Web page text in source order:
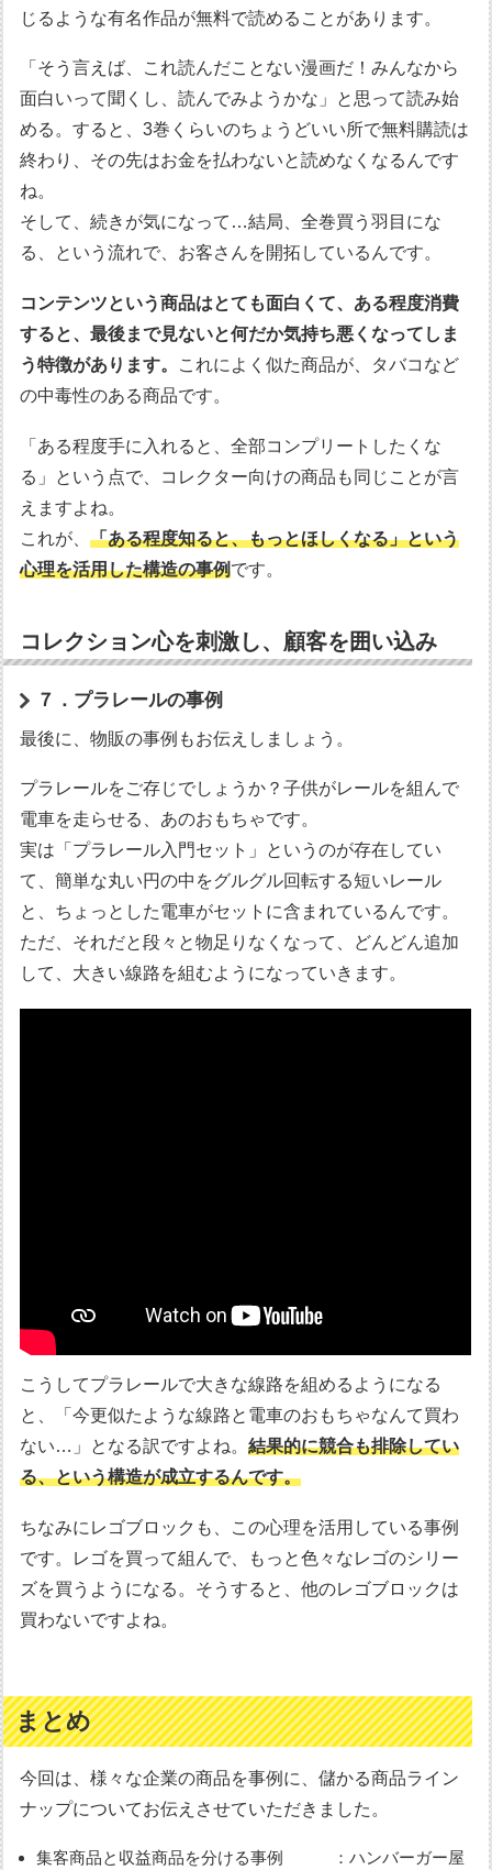
じるような有名作品が無料で読めることがあります。
「そう言えば、これ読んだことない漫画だ！みんなから
面白いって聞くし、読んでみようかな」と思って読み始
める。すると、3巻くらいのちょうどいい所で無料購読は
終わり、その先はお金を払わないと読めなくなるんです
ね。
そして、続きが気になって…結局、全巻買う羽目にな
る、という流れで、お客さんを開拓しているんです。
コンテンツという商品はとても面白くて、ある程度消費
すると、最後まで見ないと何だか気持ち悪くなってしま
う特徴があります。 これによく似た商品が、タバコなど
の中毒性のある商品です。
「ある程度手に入れると、全部コンプリートしたくな
る」という点で、コレクター向けの商品も同じことが言
えますよね。
これが、「ある程度知ると、もっとほしくなる」という
心理を活用した構造の事例です。
コレクション心を刺激し、顧客を囲い込み
７．プラレールの事例
最後に、物販の事例もお伝えしましょう。
プラレールをご存じでしょうか？子供がレールを組んで
電車を走らせる、あのおもちゃです。
実は「プラレール入門セット」というのが存在してい
て、簡単な丸い円の中をグルグル回転する短いレール
と、ちょっとした電車がセットに含まれているんです。
ただ、それだと段々と物足りなくなって、どんどん追加
して、大きい線路を組むようになっていきます。
こうしてプラレールで大きな線路を組めるようになる
と、「今更似たような線路と電車のおもちゃなんて買わ
ない…」となる訳ですよね。結果的に競合も排除してい
る、という構造が成立するんです。
ちなみにレゴブロックも、この心理を活用している事例
です。レゴを買って組んで、もっと色々なレゴのシリー
ズを買うようになる。そうすると、他のレゴブロックは
買わないですよね。
まとめ
今回は、様々な企業の商品を事例に、儲かる商品ライン
ナップについてお伝えさせていただきました。
集客商品と収益商品を分ける事例 ：ハンバーガー屋